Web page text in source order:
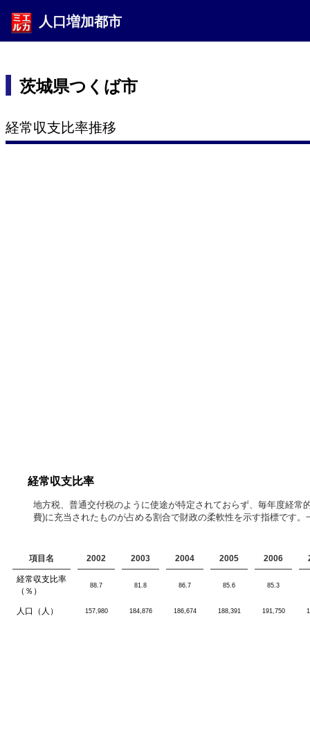
人口増加都市
茨城県つくば市
経常収支比率推移
経常収支比率
地方税、普通交付税のように使途が特定されておらず、毎年度経
費)に充当されたものが占める割合で財政の柔軟性を示す指標です
項目名 2002 2003 2004 2005 2006
経常収支比率
（％）
88.7 81.8 86.7 85.6 85.3
人口（人） 157,980 184,876 186,674 188,391 191,750